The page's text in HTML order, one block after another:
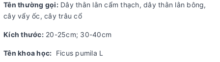
Tên thường gọi:Dây thằn lằn cẩm thạch, dây thằn lằn bông,
cây vẩy ốc, cây trâu cổ
Kích thước:20-25cm; 30-40cm
Tên khoa học: Ficus pumila L